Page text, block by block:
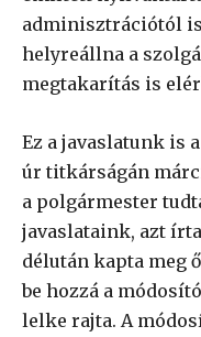
adminisztrációtól
helyreállna a
megtakarítás is
Ez a javaslatunk is
úr titkárságán
a polgármester
javaslataink, azt
délután kapta meg
be hozzá a
lelke rajta. A